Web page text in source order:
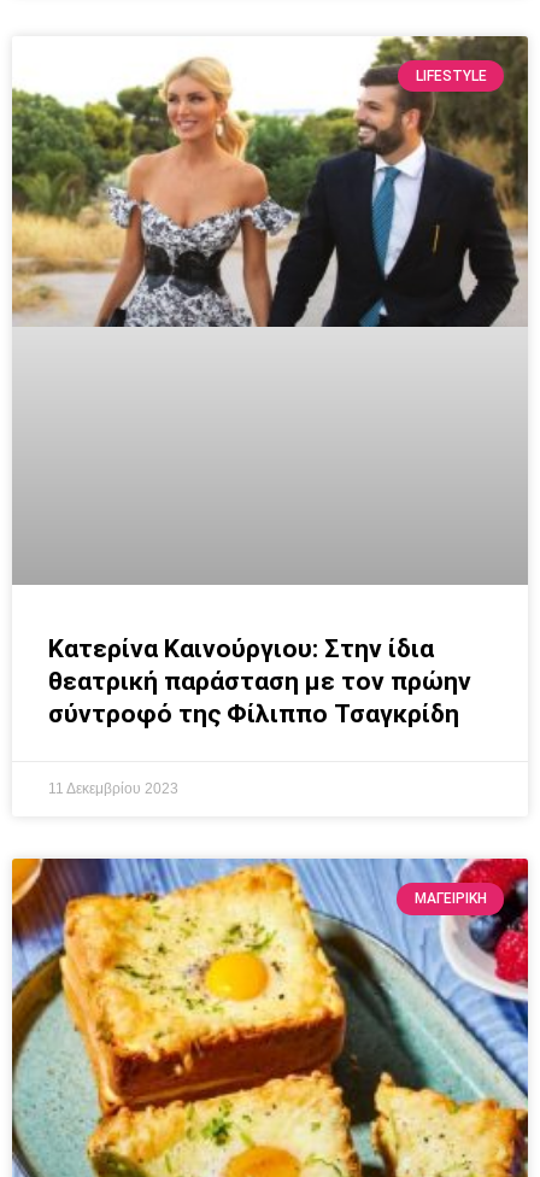
LIFESTYLE
Κατερίνα Καινούργιου: Στην ίδια
θεατρική παράσταση με τον πρώην
σύντροφό της Φίλιππο Τσαγκρίδη
11 Δεκεμβρίου 2023
ΜΑΓΕΙΡΙΚΗ